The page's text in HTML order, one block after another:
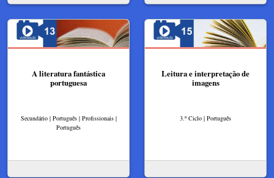
A literatura fantástica
portuguesa
Secundário | Português | Profissionais |
Português
Leitura e interpretação de
imagens
3.º Ciclo | Português